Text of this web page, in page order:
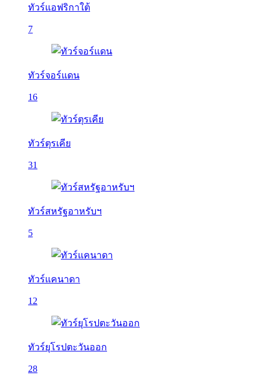
ทัวร์แอฟริกาใต้
7
ทัวร์จอร์แดน
16
ทัวร์ตุรเคีย
31
ทัวร์สหรัฐอาหรับฯ
5
ทัวร์แคนาดา
12
ทัวร์ยุโรปตะวันออก
28